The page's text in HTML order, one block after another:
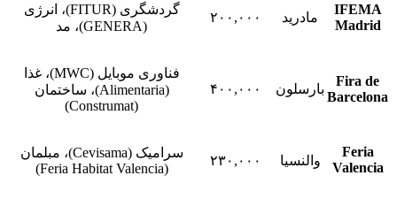
IFEMA
Madrid
مادرید ۲۰۰,۰۰۰
گردشگری (FITUR)، انرژی
(GENERA)، مد
Fira de
Barcelona
بارسلون ۴۰۰,۰۰۰
فناوری موبایل (MWC)، غذا
(Alimentaria)، ساختمان
(Construmat)
Feria
Valencia
والنسیا ۲۳۰,۰۰۰
سرامیک (Cevisama)، مبلمان
(Feria Habitat Valencia)